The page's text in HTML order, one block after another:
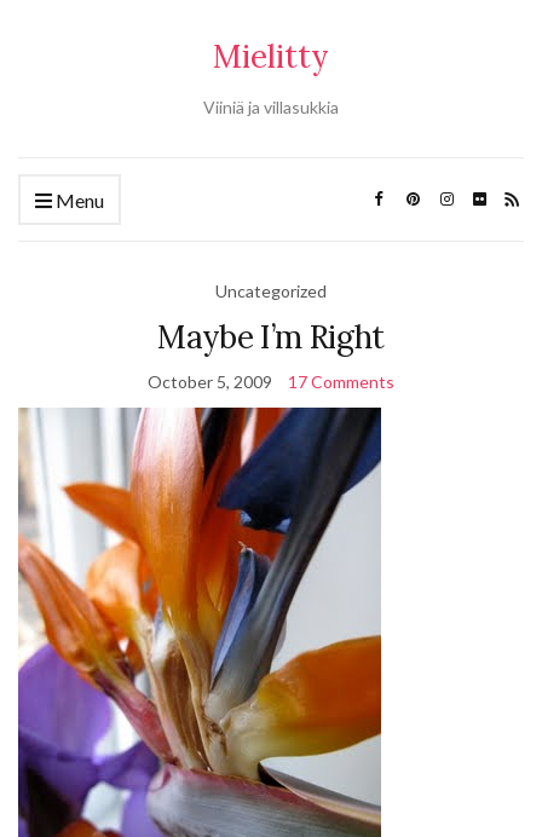
Mielitty
Viiniä ja villasukkia
Menu
Uncategorized
Maybe I’m Right
October 5, 2009 17 Comments